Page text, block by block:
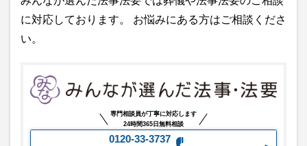
に対応しております。 お悩みにある方はご相談くださ
い。
専門相談員が丁寧に対応します
24時間365日無料相談
0120-33-3737